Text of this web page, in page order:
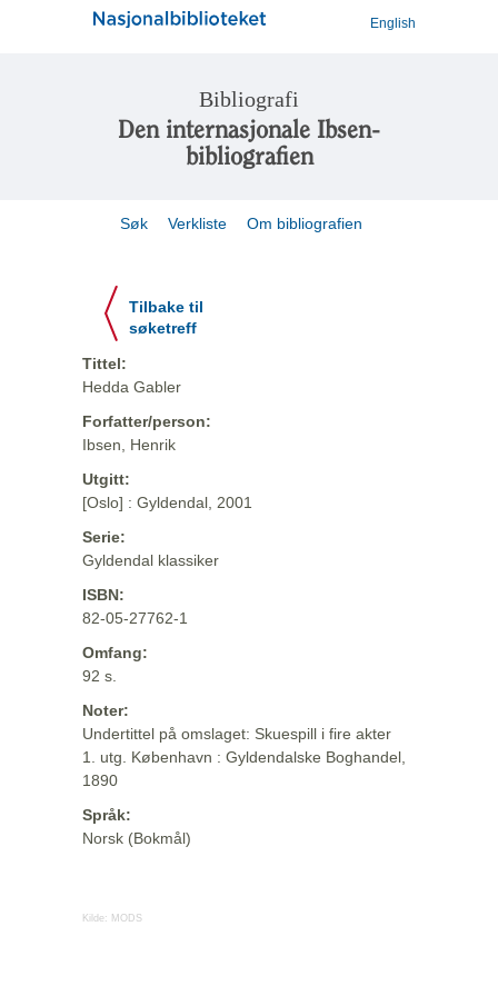
English
Bibliografi
Den internasjonale Ibsen-
bibliografien
Søk Verkliste Om bibliografien
Tilbake til
søketreff
Tittel:
Hedda Gabler
Forfatter/person:
Ibsen, Henrik
Utgitt:
[Oslo] : Gyldendal, 2001
Serie:
Gyldendal klassiker
ISBN:
82-05-27762-1
Omfang:
92 s.
Noter:
Undertittel på omslaget: Skuespill i fire akter
1. utg. København : Gyldendalske Boghandel,
1890
Språk:
Norsk (Bokmål)
Kilde: MODS